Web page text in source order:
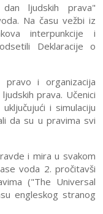
ljudskih prava"
Na času vežbi iz
interpunkcije i
Deklaracije o
i organizacija
prava. Učenici
i simulaciju
da su u pravima svi
i mira u svakom
voda 2. pročitavši
("The Universal
engleskog stranog